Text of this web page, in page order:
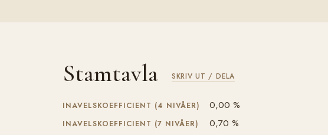
Stamtavla SKRIV UT / DELA
INAVELSKOEFFICIENT (4 NIVÅER) 0,00 %
INAVELSKOEFFICIENT (7 NIVÅER) 0,70 %